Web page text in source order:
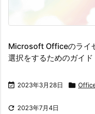
Microsoft Officeのライ
選択をするためのガイド
 2023年3月28日 
 2023年7月4日